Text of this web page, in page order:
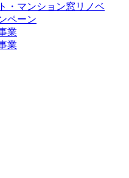
・マンション窓リノベ
ペーン
業
業